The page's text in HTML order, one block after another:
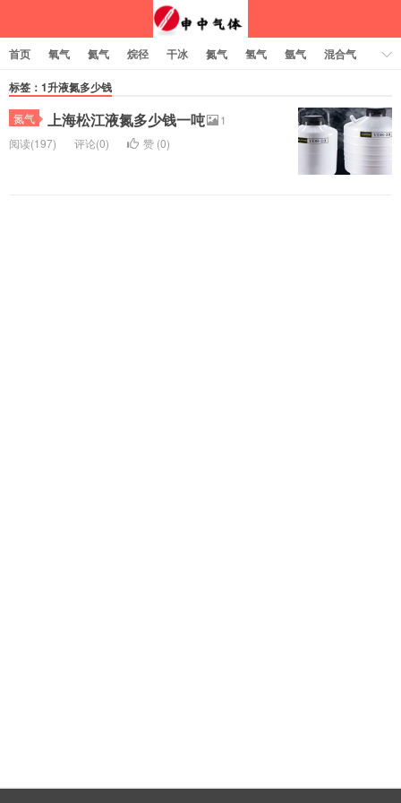
首页 氧气 氦气 烷径 干冰 氮气 氢气 氩气
混合气
乙炔
标签：1升液氮多少钱
氮气 上海松江液氮多少钱一吨
1
阅读(197)
评论(0) 赞 (0)